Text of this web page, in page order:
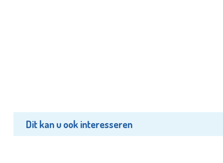
Dit kan u ook interesseren